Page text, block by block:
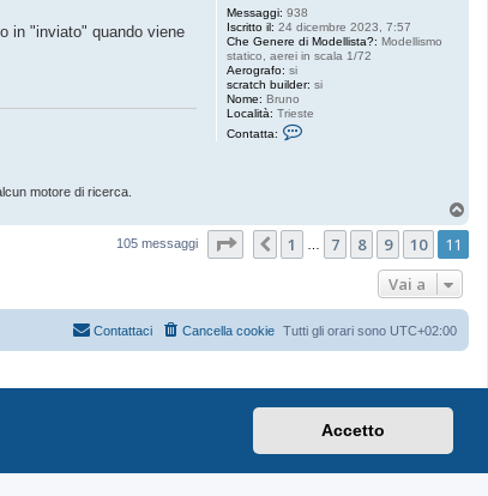
Accetto
Messaggi: 938
Iscritto il: 24 dicembre 2023, 7:57
Che Genere di Modellista?: Modellismo
statico, aerei in scala 1/72
Aerografo: si
scratch builder: si
Nome: Bruno
Località: Trieste
Contatta:
a
P
in "inviato" quando viene
motore di ricerca.
105 messaggi Pagina 11di11
Precedente
1 7 8 9 10 11
Vai a
Tutti gli orari sono UTC+02:00
Cancella cookie
Contattaci